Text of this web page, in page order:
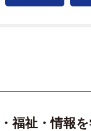
福祉・情報